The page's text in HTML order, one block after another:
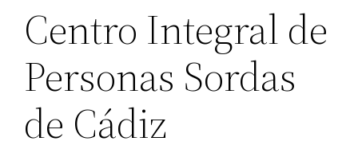
Centro Integral de
Personas Sordas
de Cádiz